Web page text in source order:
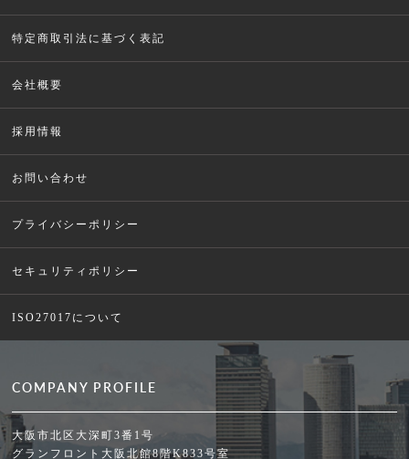
特定商取引法に基づく表記
会社概要
採用情報
お問い合わせ
プライバシーポリシー
セキュリティポリシー
ISO27017について
COMPANY PROFILE
大阪市北区大深町3番1号
グランフロント大阪北館8階K833号室